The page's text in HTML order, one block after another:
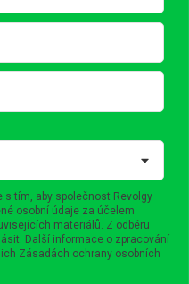
tím, aby společnost Revolgy
osobní údaje za účelem
materiálů. Z odběru
Další informace o zpracování
Zásadách ochrany osobních